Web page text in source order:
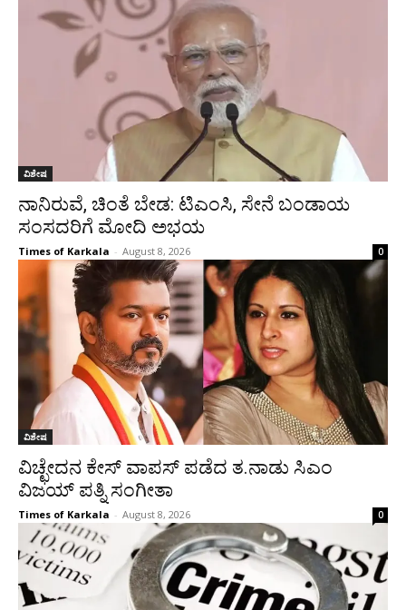
ವಿಶೇಷ
ನಾನಿರುವೆ, ಚಿಂತೆ ಬೇಡ: ಟಿಎಂಸಿ, ಸೇನೆ ಬಂಡಾಯ
ಸಂಸದರಿಗೆ ಮೋದಿ ಅಭಯ
Times of Karkala - August 8, 2026 0
ವಿಶೇಷ
ವಿಚ್ಛೇದನ ಕೇಸ್ ವಾಪಸ್ ಪಡೆದ ತ.ನಾಡು ಸಿಎಂ
ವಿಜಯ್ ಪತ್ನಿ ಸಂಗೀತಾ
Times of Karkala - August 8, 2026 0